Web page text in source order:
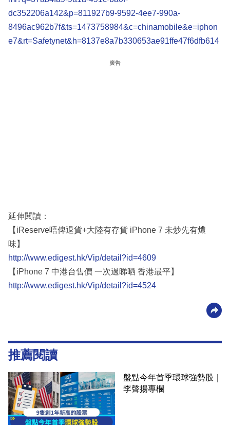
dc352206a142&p=811927b9-9592-4ee7-990a-
8496ac962b7f&ts=1473758984&c=chinamobile&e=iphon
e7&rt=Safetynet&h=8137e8a7b330653ae91ffe47f6dfb614
廣告
延伸閱讀：
【iReserve唔俾退貨+大陸有存貨 iPhone 7 未炒先有燶
味】
http://www.edigest.hk/Vip/detail?id=4609
【iPhone 7 中港台售價 一次過睇晒 香港最平】
http://www.edigest.hk/Vip/detail?id=4524
推薦閱讀
盤點今年首季環球強勢股｜
李聲揚專欄